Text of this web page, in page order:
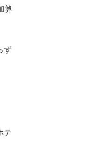
算
ず